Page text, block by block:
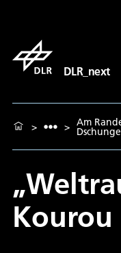
DLR_next
> > Am
Kourou